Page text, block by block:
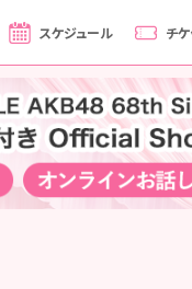
スケジュール チ